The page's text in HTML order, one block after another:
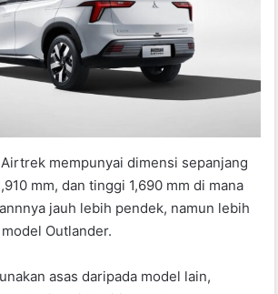
mempunyai dimensi sepanjang
mm, dan tinggi 1,690 mm di mana
jauh lebih pendek, namun lebih
Outlander.
asas daripada model lain,